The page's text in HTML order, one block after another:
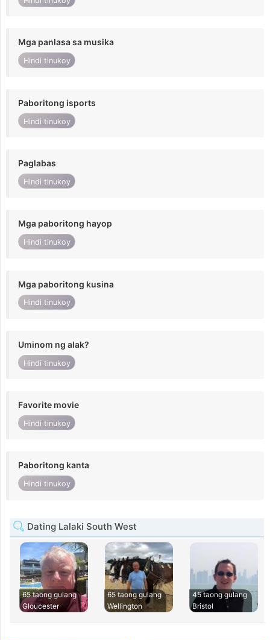
Mga panlasa sa musika
Hindi tinukoy
Paboritong isports
Hindi tinukoy
Paglabas
Hindi tinukoy
Mga paboritong hayop
Hindi tinukoy
Mga paboritong kusina
Hindi tinukoy
Uminom ng alak?
Hindi tinukoy
Favorite movie
Hindi tinukoy
Paboritong kanta
Hindi tinukoy
Dating Lalaki South West
65 taong gulang
Gloucester
65 taong gulang
Wellington
45 taong gulang
Bristol